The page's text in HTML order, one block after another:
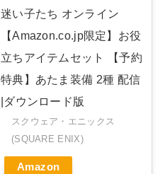
迷い子たち オンライン
【Amazon.co.jp限定】お役
立ちアイテムセット 【予約
特典】あたま装備 2種 配信
|ダウンロード版
スクウェア・エニックス
(SQUARE ENIX)
Amazon